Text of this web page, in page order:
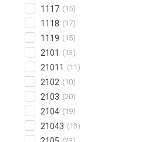
1117 (15)
1118 (17)
1119 (15)
2101 (13)
21011 (11)
2102 (10)
2103 (20)
2104 (19)
21043 (13)